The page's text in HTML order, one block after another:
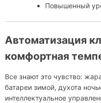
Повышенный
Автоматизация
комфортная
Все знают это чувство:
батареи зимой, духота
интеллектуальное